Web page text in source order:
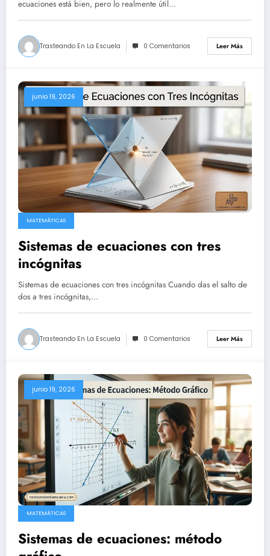
ecuaciones está bien, pero lo realmente útil…
Trasteando En La Escuela 0 Comentarios Leer Más
junio 19, 2026
MATEMÁTICAS
Sistemas de ecuaciones con tres
incógnitas
Sistemas de ecuaciones con tres incógnitas Cuando das el salto de
dos a tres incógnitas,…
Trasteando En La Escuela 0 Comentarios Leer Más
junio 19, 2026
MATEMÁTICAS
Sistemas de ecuaciones: método